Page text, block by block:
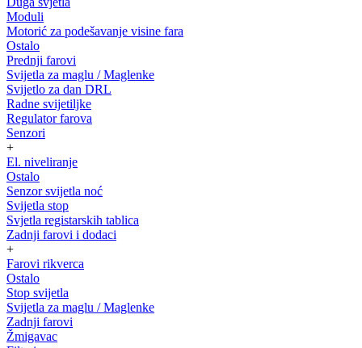
Moduli
Motorić za podešavanje visine fara
Ostalo
Prednji farovi
Svijetla za maglu / Maglenke
Svijetlo za dan DRL
Radne svijetiljke
Regulator farova
Senzori
+
El. niveliranje
Ostalo
Senzor svijetla noć
Svijetla stop
Svjetla registarskih tablica
Zadnji farovi i dodaci
+
Farovi rikverca
Ostalo
Stop svijetla
Svijetla za maglu / Maglenke
Zadnji farovi
Žmigavac